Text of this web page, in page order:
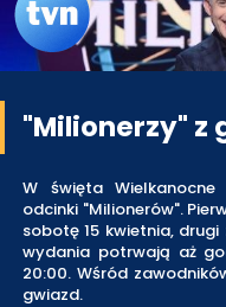
"Milionerzy" z
W święta
odcinki "Milionerów".
sobotę 15 kwietnia, drugi
wydania potrwają aż
20:00. Wśród
gwiazd.